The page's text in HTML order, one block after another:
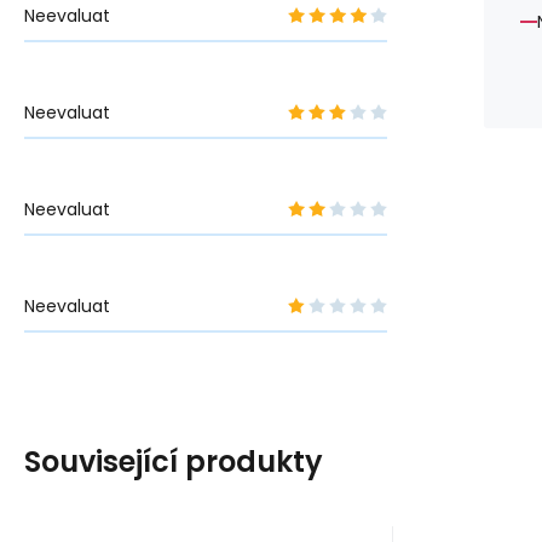
Neevaluat
Neevaluat
Neevaluat
Neevaluat
Související produkty